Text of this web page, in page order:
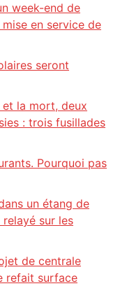
week-end de
en service de
seront
et la mort, deux
: trois fusillades
Pourquoi pas
un étang de
sur les
de centrale
refait surface